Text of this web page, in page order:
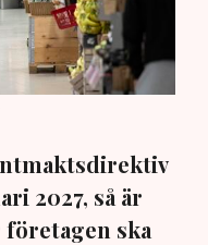
2027, så är
ska